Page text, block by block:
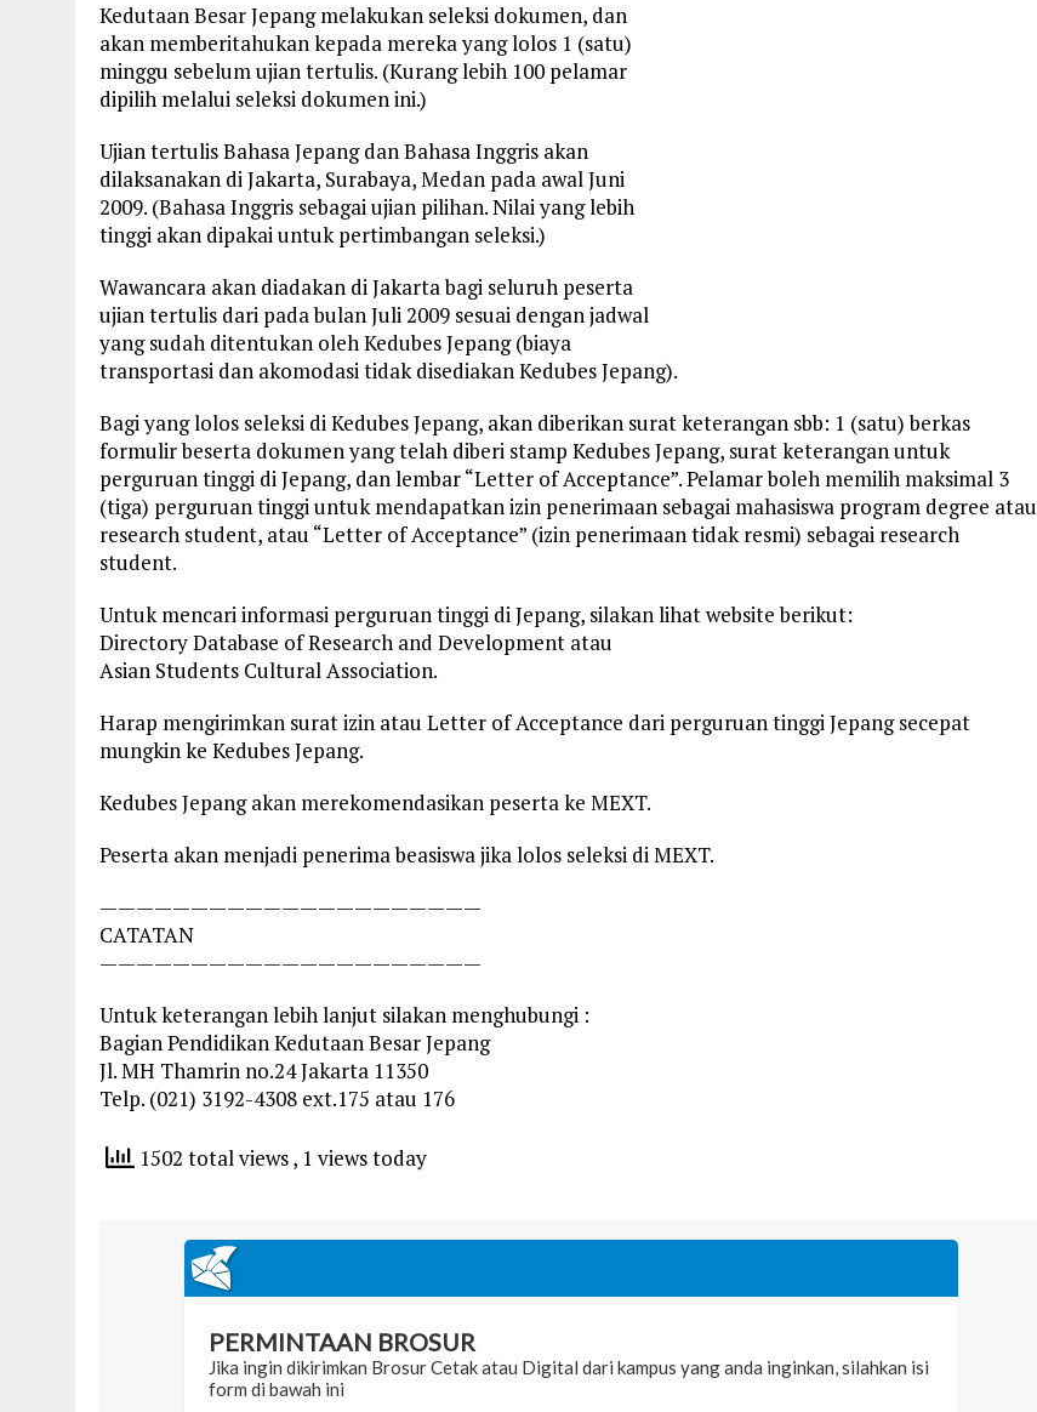
Kedutaan Besar Jepang melakukan seleksi dokumen, dan
akan memberitahukan kepada mereka yang lolos 1 (satu)
minggu sebelum ujian tertulis. (Kurang lebih 100 pelamar
dipilih melalui seleksi dokumen ini.)
Ujian tertulis Bahasa Jepang dan Bahasa Inggris akan
dilaksanakan di Jakarta, Surabaya, Medan pada awal Juni
2009. (Bahasa Inggris sebagai ujian pilihan. Nilai yang lebih
tinggi akan dipakai untuk pertimbangan seleksi.)
Wawancara akan diadakan di Jakarta bagi seluruh peserta
ujian tertulis dari pada bulan Juli 2009 sesuai dengan jadwal
yang sudah ditentukan oleh Kedubes Jepang (biaya
transportasi dan akomodasi tidak disediakan Kedubes Jepang).
Bagi yang lolos seleksi di Kedubes Jepang, akan diberikan surat keterangan sbb: 1 (satu) berkas
formulir beserta dokumen yang telah diberi stamp Kedubes Jepang, surat keterangan untuk
perguruan tinggi di Jepang, dan lembar “Letter of Acceptance”. Pelamar boleh memilih maksimal 3
(tiga) perguruan tinggi untuk mendapatkan izin penerimaan sebagai mahasiswa program degree atau
research student, atau “Letter of Acceptance” (izin penerimaan tidak resmi) sebagai research
student.
Untuk mencari informasi perguruan tinggi di Jepang, silakan lihat website berikut:
Directory Database of Research and Development atau
Asian Students Cultural Association.
Harap mengirimkan surat izin atau Letter of Acceptance dari perguruan tinggi Jepang secepat
mungkin ke Kedubes Jepang.
Kedubes Jepang akan merekomendasikan peserta ke MEXT.
Peserta akan menjadi penerima beasiswa jika lolos seleksi di MEXT.
—————————————————————
CATATAN
—————————————————————
Untuk keterangan lebih lanjut silakan menghubungi :
Bagian Pendidikan Kedutaan Besar Jepang
Jl. MH Thamrin no.24 Jakarta 11350
Telp. (021) 3192-4308 ext.175 atau 176
1502 total views, 1 views today